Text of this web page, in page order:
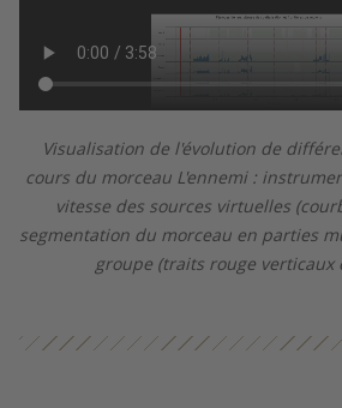
Visualisation de l'évolution de
cours du morceau L'ennemi :
vitesse des sources virtuelles
segmentation du morceau en parties
groupe (traits rouge verticaux